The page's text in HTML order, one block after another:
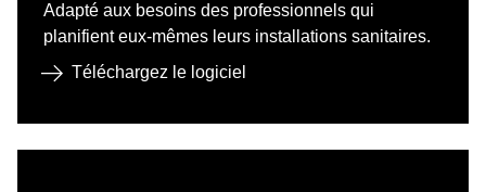
Adapté aux besoins des professionnels qui
planifient eux-mêmes leurs installations sanitaires.
Téléchargez le logiciel